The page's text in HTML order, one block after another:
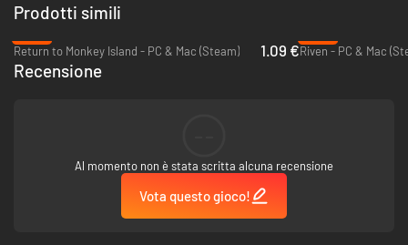
Prodotti simili
Return to Monkey Island - PC & Mac (Steam)
1.09 €Riven - PC & Mac
Recensione
Al momento non è stata scritta alcuna recensione
Vota questo gioco!